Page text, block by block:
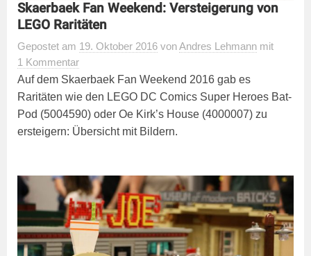
Skaerbaek Fan Weekend: Versteigerung von
LEGO Raritäten
Gepostet am 19. Oktober 2016 vonAndres Lehmann mit
1 Kommentar
Auf dem Skaerbaek Fan Weekend 2016 gab es
Raritäten wie den LEGO DC Comics Super Heroes Bat-
Pod (5004590) oder Oe Kirk’s House (4000007) zu
ersteigern: Übersicht mit Bildern.